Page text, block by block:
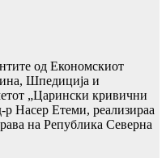
од Економскиот
Шпедиција и
„Царински кривични
Насер Етеми, реализираа
на Република Северна